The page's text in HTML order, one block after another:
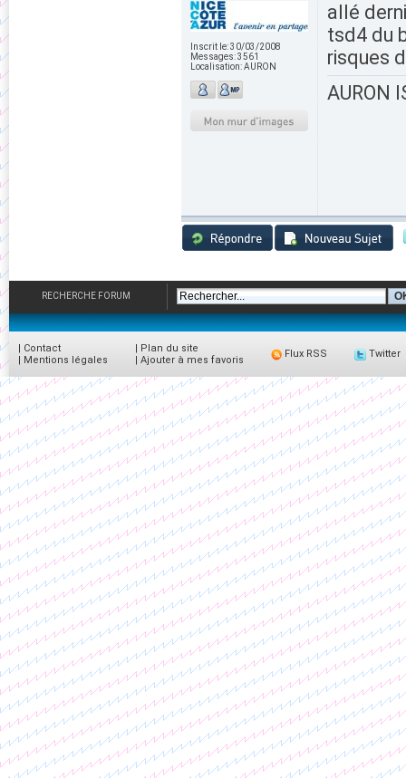
Inscrit le:30/03/2008
Messages:3561
Localisation:AURON
allé
tsd4 du
risques
AURON
RECHERCHE FORUM
| Contact
| Mentions légales
| Plan du site
| Ajouter à mes favoris
Flux RSS Twitter